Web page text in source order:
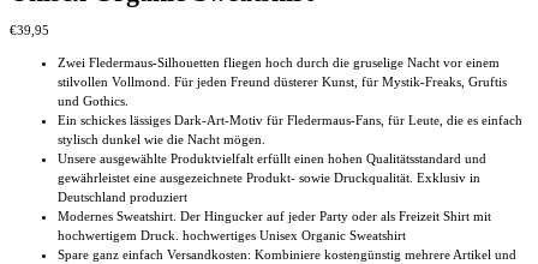
€39,95
Zwei Fledermaus-Silhouetten fliegen hoch durch die gruselige Nacht vor einem
stilvollen Vollmond. Für jeden Freund düsterer Kunst, für Mystik-Freaks, Gruftis
und Gothics.
Ein schickes lässiges Dark-Art-Motiv für Fledermaus-Fans, für Leute, die es einfach
stylisch dunkel wie die Nacht mögen.
Unsere ausgewählte Produktvielfalt erfüllt einen hohen Qualitätsstandard und
gewährleistet eine ausgezeichnete Produkt- sowie Druckqualität. Exklusiv in
Deutschland produziert
Modernes Sweatshirt. Der Hingucker auf jeder Party oder als Freizeit Shirt mit
hochwertigem Druck. hochwertiges Unisex Organic Sweatshirt
Spare ganz einfach Versandkosten: Kombiniere kostengünstig mehrere Artikel und